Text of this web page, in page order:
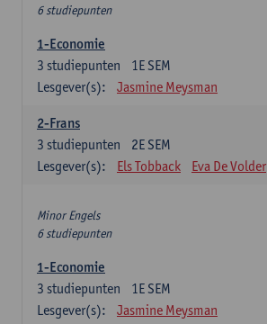
6 studiepunten
1-Economie
1E SEM
3 studiepunten
Lesgever(s):
Jasmine Meysman
2-Frans
2E SEM
3 studiepunten
Lesgever(s):
Els Tobback Eva De Volder
Minor Engels
6 studiepunten
1-Economie
1E SEM
3 studiepunten
Lesgever(s):
Jasmine Meysman